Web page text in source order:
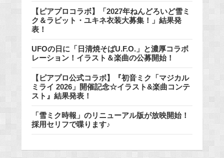
【ピアプロコラボ】「2027年ねんどろいど雪ミ
ク＆ラビット・ユキネ衣装大募集！」結果発
表！
UFOの日に「日清焼そばU.F.O.」と濃厚コラボ
レーション！イラスト＆楽曲の公募開始！
【ピアプロ公式コラボ】『初音ミク「マジカル
ミライ 2026」開催記念☆イラスト&楽曲コンテ
スト』結果発表！
「雪ミク時報」のリニューアル版が放映開始！
採用セリフで喋ります♪